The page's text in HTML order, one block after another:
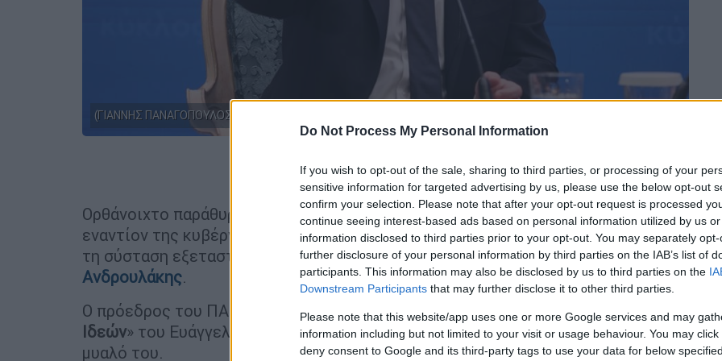
Do Not Process My Personal Information
If you wish to opt-out of the sale, sharing to third parties, or processing of your
sensitive information for targeted advertising by us, please use the below opt-out
confirm your selection. Please note that after your opt-out request is processed
continue seeing interest-based ads based on personal information utilized by us
information disclosed to third parties prior to your opt-out. You may separately
further disclosure of your personal information by third parties on the IAB’s list of
participants. This information may also be disclosed by us to third parties on the
Downstream Participants that may further disclose it to other third parties.
Please note that this website/app uses one or more Google services and may
information including but not limited to your visit or usage behaviour. You may
deny consent to Google and its third-party tags to use your data for below
(ΓΙΑΝΝΗΣ ΠΑΝΑΓΟΠΟΥΛΟΣ/EUROKINISSI)
Προσθέστε το ΕΘΝΟΣ στη Google
Ορθάνοιχτο παράθυρο να προχωρήσει στην κατάθεση πρότασης δυσπιστίας
εναντίον της κυβέρνησης, σε περίπτωση που ζητηθούν 151 ψήφοι βουλευτών για
τη σύσταση εξεταστικής επιτροπής για τις υποκλοπές άφησε οΝίκος
Ανδρουλάκης.
Ο πρόεδρος του ΠΑΣΟΚ μιλώντας στο συνέδριο που διοργανώνει ο «Κύκλος
Ιδεών» του Ευάγγελου Βενιζέλου, έδειξε ότι η πρόταση δυσπιστίας είναι στο
μυαλό του.